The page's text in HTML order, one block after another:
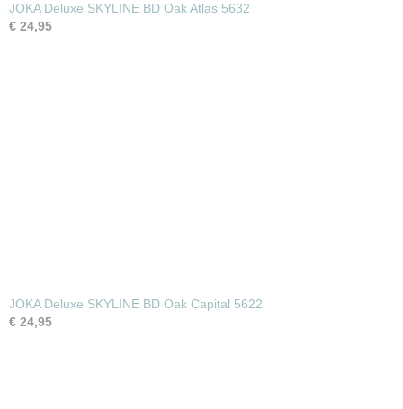
JOKA Deluxe SKYLINE BD Oak Atlas 5632
€ 24,95
JOKA Deluxe SKYLINE BD Oak Capital 5622
€ 24,95